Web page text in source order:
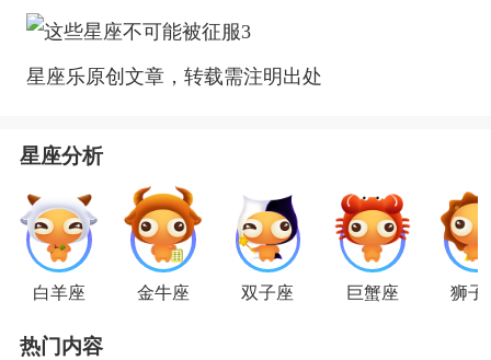
星座乐原创文章，转载需注明出处
星座分析
白羊座 金牛座 双子座 巨蟹座 狮子
热门内容